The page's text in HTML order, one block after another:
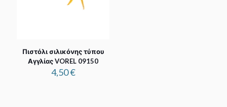
Πιστόλι σιλικόνης τύπου
Αγγλίας VOREL 09150
4,50€